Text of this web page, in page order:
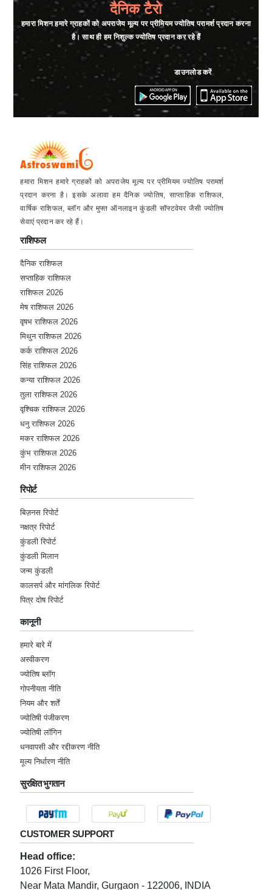
दैनिक टैरो
हमारा मिशन हमारे ग्राहकों को अपराजेय मूल्य पर प्रीमियम ज्योतिष परामर्श प्रदान करना
है। साथ ही हम निशुल्क ज्योतिष प्रदान कर रहे हैं
डाउनलोड करें
हमारा मिशन हमारे ग्राहकों को अपराजेय मूल्य पर प्रीमियम ज्योतिष परामर्श
प्रदान करना है। इसके अलावा हम दैनिक ज्योतिष, साप्ताहिक राशिफल,
वार्षिक राशिफल, ब्लॉग और मुफ्त ऑनलाइन कुंडली सॉफ्टवेयर जैसी ज्योतिष
सेवाएं प्रदान कर रहे हैं।
राशिफल
दैनिक राशिफल
सप्ताहिक राशिफल
राशिफल 2026
मेष राशिफल 2026
वृषभ राशिफल 2026
मिथुन राशिफल 2026
कर्क राशिफल 2026
सिंह राशिफल 2026
कन्या राशिफल 2026
तुला राशिफल 2026
वृश्चिक राशिफल 2026
धनु राशिफल 2026
मकर राशिफल 2026
कुंभ राशिफल 2026
मीन राशिफल 2026
रिपोर्ट
बिज़नस रिपोर्ट
नक्षत्र रिपोर्ट
कुंडली रिपोर्ट
कुंडली मिलान
जन्म कुंडली
कालसर्प और मांगलिक रिपोर्ट
पित्र दोष रिपोर्ट
कानूनी
हमारे बारे में
अस्वीकरण
ज्योतिष ब्लॉग
गोपनीयता नीति
नियम और शर्तें
ज्योतिषी पंजीकरण
ज्योतिषी लॉगिन
धनवापसी और रद्दीकरण नीति
मूल्य निर्धारण नीति
सुरक्षित भुगतान
CUSTOMER SUPPORT
Head office:
1026 First Floor,
Near Mata Mandir, Gurgaon - 122006, INDIA